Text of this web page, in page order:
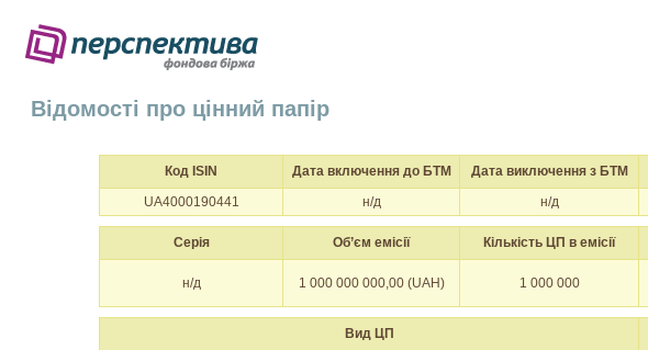
Відомості про цінний папір
Код ISIN Дата включення до БТМ Дата виключення з БТМ
UA4000190441
н/д н/д
Серія Об’єм емісії Кількість ЦП в емісії
н/д 1 000 000 000,00 (UAH) 1 000 000
Вид ЦП